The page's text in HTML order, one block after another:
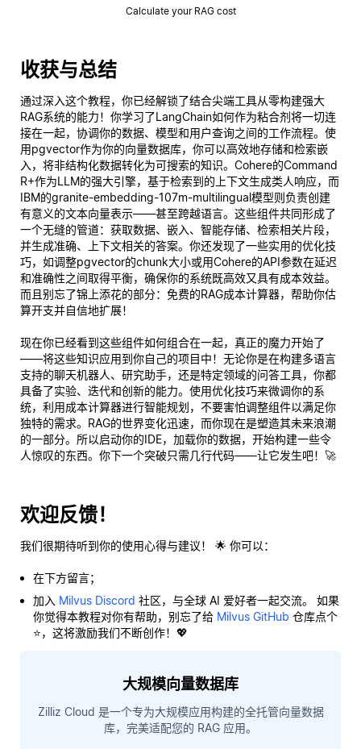
Calculate your RAG cost
收获与总结
通过深入这个教程，你已经解锁了结合尖端工具从零构建强大
RAG系统的能力！你学习了LangChain如何作为粘合剂将一切连
接在一起，协调你的数据、模型和用户查询之间的工作流程。使
用pgvector作为你的向量数据库，你可以高效地存储和检索嵌
入，将非结构化数据转化为可搜索的知识。Cohere的Command
R+作为LLM的强大引擎，基于检索到的上下文生成类人响应，而
IBM的granite-embedding-107m-multilingual模型则负责创建
有意义的文本向量表示——甚至跨越语言。这些组件共同形成了
一个无缝的管道：获取数据、嵌入、智能存储、检索相关片段，
并生成准确、上下文相关的答案。你还发现了一些实用的优化技
巧，如调整pgvector的chunk大小或用Cohere的API参数在延迟
和准确性之间取得平衡，确保你的系统既高效又具有成本效益。
而且别忘了锦上添花的部分：免费的RAG成本计算器，帮助你估
算开支并自信地扩展！
现在你已经看到这些组件如何组合在一起，真正的魔力开始了
——将这些知识应用到你自己的项目中！无论你是在构建多语言
支持的聊天机器人、研究助手，还是特定领域的问答工具，你都
具备了实验、迭代和创新的能力。使用优化技巧来微调你的系
统，利用成本计算器进行智能规划，不要害怕调整组件以满足你
独特的需求。RAG的世界变化迅速，而你现在是塑造其未来浪潮
的一部分。所以启动你的IDE，加载你的数据，开始构建一些令
人惊叹的东西。你下一个突破只需几行代码——让它发生吧！🚀
欢迎反馈！
我们很期待听到你的使用心得与建议！ 🌟 你可以：
在下方留言；
加入 Milvus Discord 社区，与全球 AI 爱好者一起交流。 如果
你觉得本教程对你有帮助，别忘了给 Milvus GitHub 仓库点个
⭐，这将激励我们不断创作！💖
大规模向量数据库
Zilliz Cloud 是一个专为大规模应用构建的全托管向量数据
库，完美适配您的 RAG 应用。